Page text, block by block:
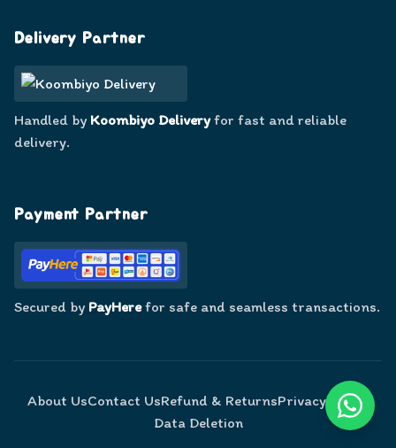
Delivery Partner
Handled by Koombiyo Deliveryfor fast and reliable
delivery.
Payment Partner
Secured by PayHerefor safe and seamless transactions.
About UsContact UsRefund & ReturnsPrivacy Policy
Data Deletion